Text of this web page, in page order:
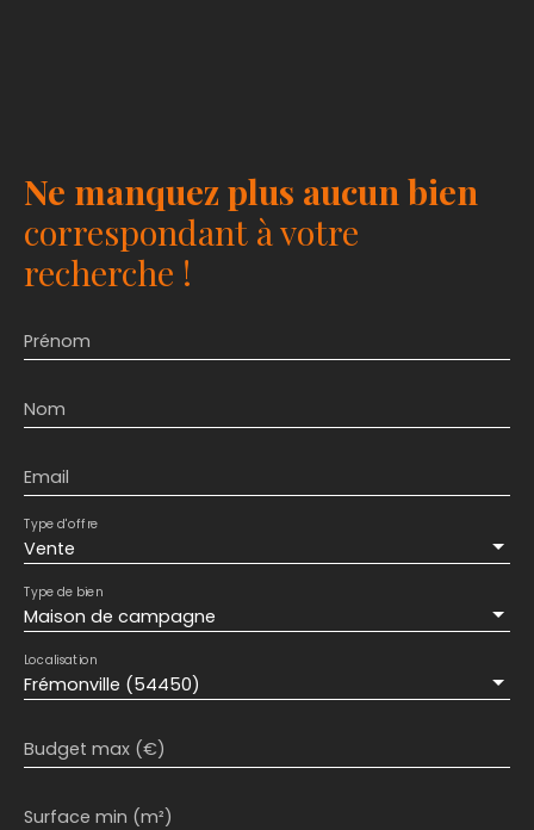
Ne manquez plus aucun bien
correspondant à votre
recherche !
Prénom
Nom
Email
Vente
Type d'offre
Maison de campagne
Type de bien
Frémonville (54450)
Localisation
Budget max (€)
Surface min (m²)